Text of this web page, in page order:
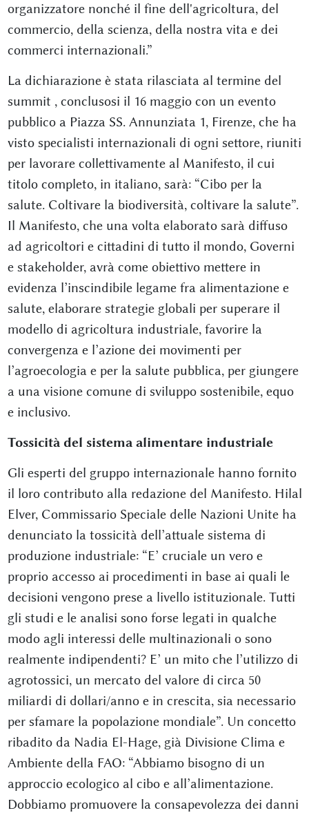
organizzatore nonché il fine dell'agricoltura, del
commercio, della scienza, della nostra vita e dei
commerci internazionali.”
La dichiarazione è stata rilasciata al termine del
summit , conclusosi il 16 maggio con un evento
pubblico a Piazza SS. Annunziata 1, Firenze, che ha
visto specialisti internazionali di ogni settore, riuniti
per lavorare collettivamente al Manifesto, il cui
titolo completo, in italiano, sarà: “Cibo per la
salute. Coltivare la biodiversità, coltivare la salute”.
Il Manifesto, che una volta elaborato sarà diffuso
ad agricoltori e cittadini di tutto il mondo, Governi
e stakeholder, avrà come obiettivo mettere in
evidenza l’inscindibile legame fra alimentazione e
salute, elaborare strategie globali per superare il
modello di agricoltura industriale, favorire la
convergenza e l’azione dei movimenti per
l’agroecologia e per la salute pubblica, per giungere
a una visione comune di sviluppo sostenibile, equo
e inclusivo.
Tossicità del sistema alimentare industriale
Gli esperti del gruppo internazionale hanno fornito
il loro contributo alla redazione del Manifesto. Hilal
Elver, Commissario Speciale delle Nazioni Unite ha
denunciato la tossicità dell’attuale sistema di
produzione industriale: “E’ cruciale un vero e
proprio accesso ai procedimenti in base ai quali le
decisioni vengono prese a livello istituzionale. Tutti
gli studi e le analisi sono forse legati in qualche
modo agli interessi delle multinazionali o sono
realmente indipendenti? E’ un mito che l’utilizzo di
agrotossici, un mercato del valore di circa 50
miliardi di dollari/anno e in crescita, sia necessario
per sfamare la popolazione mondiale”. Un concetto
ribadito da Nadia El-Hage, già Divisione Clima e
Ambiente della FAO: “Abbiamo bisogno di un
approccio ecologico al cibo e all’alimentazione.
Dobbiamo promuovere la consapevolezza dei danni